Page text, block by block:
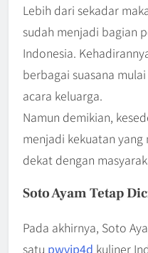
Lebih dari sekadar
sudah menjadi bagian
Indonesia.
berbagai suasana
acara keluarga.
Namun demikian,
menjadi kekuatan
dekat dengan
Soto Ayam Tetap
Pada akhirnya, Soto
satu pwvip4d kuliner